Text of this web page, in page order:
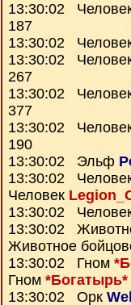
13:30:02
187
13:30:02
13:30:02
267
13:30:02
377
13:30:02
190
13:30:02 Эльф
13:30:02
Человек
13:30:02
13:30:02
Животное
13:30:02 Гном
Гном *Богатырь*
13:30:02 Орк